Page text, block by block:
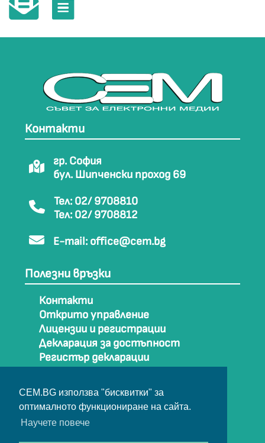
CEM.BG използва "бисквитки" за
оптималното функциониране на сайта.
Научете повече
Контакти
гр. София
бул. Шипченски проход 69
Тел: 02/ 9708810
Тел: 02/ 9708812
E-mail: office@cem.bg
Полезни връзки
Контакти
Открито управление
Лицензии и регистрации
Декларация за достъпност
Регистър декларации
Карта на сайта
Архив